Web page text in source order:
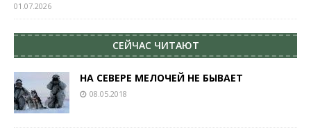
01.07.2026
СЕЙЧАС ЧИТАЮТ
НА СЕВЕРЕ МЕЛОЧЕЙ НЕ БЫВАЕТ
08.05.2018